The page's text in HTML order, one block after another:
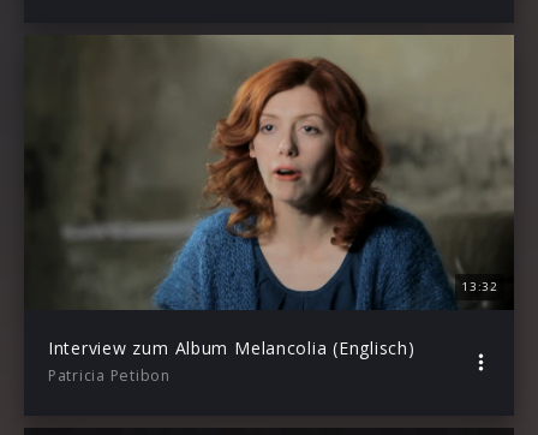
13:32
Interview zum Album Melancolia (Englisch)
Patricia Petibon